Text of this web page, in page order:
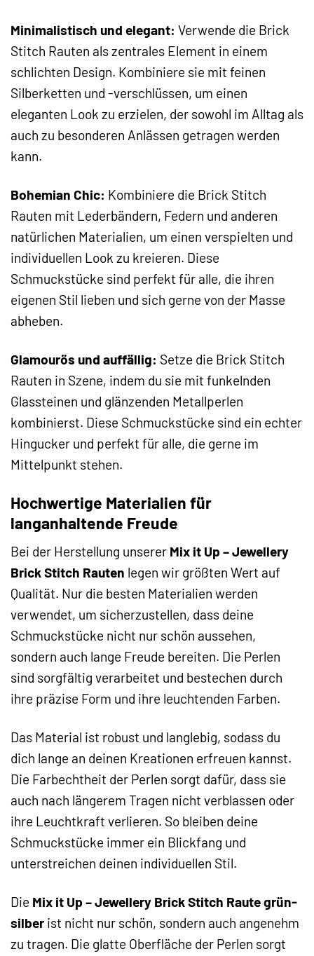
Minimalistisch und elegant: Verwende die Brick
Stitch Rauten als zentrales Element in einem
schlichten Design. Kombiniere sie mit feinen
Silberketten und -verschlüssen, um einen
eleganten Look zu erzielen, der sowohl im Alltag als
auch zu besonderen Anlässen getragen werden
kann.
Bohemian Chic: Kombiniere die Brick Stitch
Rauten mit Lederbändern, Federn und anderen
natürlichen Materialien, um einen verspielten und
individuellen Look zu kreieren. Diese
Schmuckstücke sind perfekt für alle, die ihren
eigenen Stil lieben und sich gerne von der Masse
abheben.
Glamourös und auffällig: Setze die Brick Stitch
Rauten in Szene, indem du sie mit funkelnden
Glassteinen und glänzenden Metallperlen
kombinierst. Diese Schmuckstücke sind ein echter
Hingucker und perfekt für alle, die gerne im
Mittelpunkt stehen.
Hochwertige Materialien für
langanhaltende Freude
Bei der Herstellung unserer Mix it Up – Jewellery
Brick Stitch Rauten legen wir größten Wert auf
Qualität. Nur die besten Materialien werden
verwendet, um sicherzustellen, dass deine
Schmuckstücke nicht nur schön aussehen,
sondern auch lange Freude bereiten. Die Perlen
sind sorgfältig verarbeitet und bestechen durch
ihre präzise Form und ihre leuchtenden Farben.
Das Material ist robust und langlebig, sodass du
dich lange an deinen Kreationen erfreuen kannst.
Die Farbechtheit der Perlen sorgt dafür, dass sie
auch nach längerem Tragen nicht verblassen oder
ihre Leuchtkraft verlieren. So bleiben deine
Schmuckstücke immer ein Blickfang und
unterstreichen deinen individuellen Stil.
Die Mix it Up – Jewellery Brick Stitch Raute grün-
silber ist nicht nur schön, sondern auch angenehm
zu tragen. Die glatte Oberfläche der Perlen sorgt